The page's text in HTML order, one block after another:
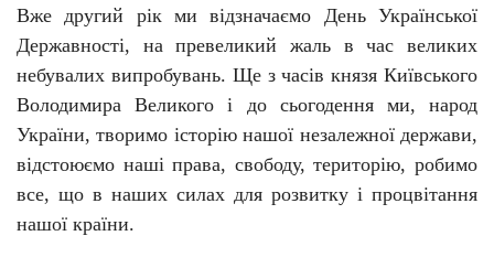
Вже другий рік ми відзначаємо День Української
Державності, на превеликий жаль в час великих
небувалих випробувань. Ще з часів князя Київського
Володимира Великого і до сьогодення ми, народ
України, творимо історію нашої незалежної держави,
відстоюємо наші права, свободу, територію, робимо
все, що в наших силах для розвитку і процвітання
нашої країни.